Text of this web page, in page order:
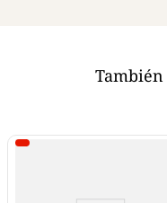
También